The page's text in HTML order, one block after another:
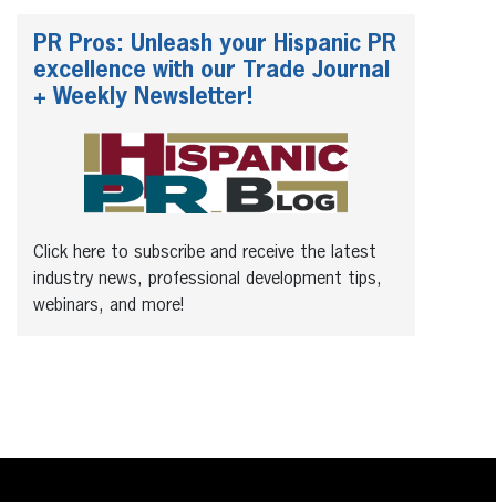
PR Pros: Unleash your Hispanic PR
excellence with our Trade Journal
+ Weekly Newsletter!
Click here to subscribe and receive the latest
industry news, professional development tips,
webinars, and more!